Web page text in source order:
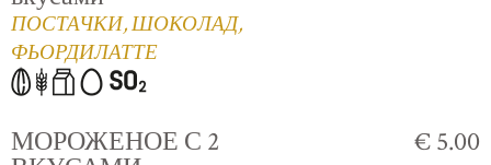
ПОСТАЧКИ, ШОКОЛАД,
ФЬОРДИЛАТТЕ
МОРОЖЕНОЕ С 2 € 5.00